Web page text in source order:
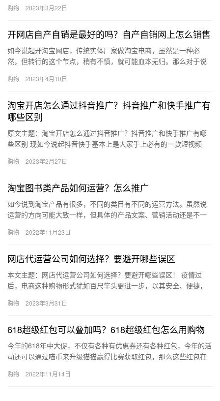
是个…
购物 2023年3月22日
开网店自产自销是最好的吗？自产自销网上怎么销售
如今说起开淘宝网店，传统实体厂家做淘宝电商，虽然是一种必
然，但转行的这个节点，稍有不慎，就可能血本无归。那么对于说
我们一起…
购物 2023年4月10日
淘宝开店怎么通过抖音推广？抖音推广和快手推广有
哪些区别
原文主题：淘宝开店怎么通过抖音推广？抖音推广和快手推广有哪
些区别 现如今说起抖音快手基本上是大家手上必有的一款短视频
音盈…
购物 2023年2月27日
淘宝图书类产品如何运营？怎么推广
如今说到淘宝产品有很多，不同的类目有不同的运营方法。虽然说
运营的方向可能大致一样，但具体的产品文案、营销活动还是不一
宝图书…
购物 2022年11月23日
网店代运营公司如何选择？要避开哪些误区
本文主题：网店代运营公司如何选择？要避开哪些误区！ 疫情过
后，电商这种购物形式犹如百尺竿头更进一步，以其安全、便捷，
呢？下面…
购物 2023年3月31日
618超级红包可以叠加吗？618超级红包怎么用购物
今年的618年中大促，不仅有各种有优惠券还有各种红包，今年的活
动还可以通过喵币来升级猫猫赢得比赛获取红包，那么这些红包在
购物 2022年11月14日